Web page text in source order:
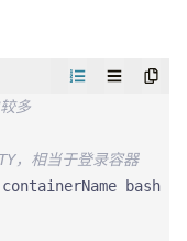
多
，相当于登录容器